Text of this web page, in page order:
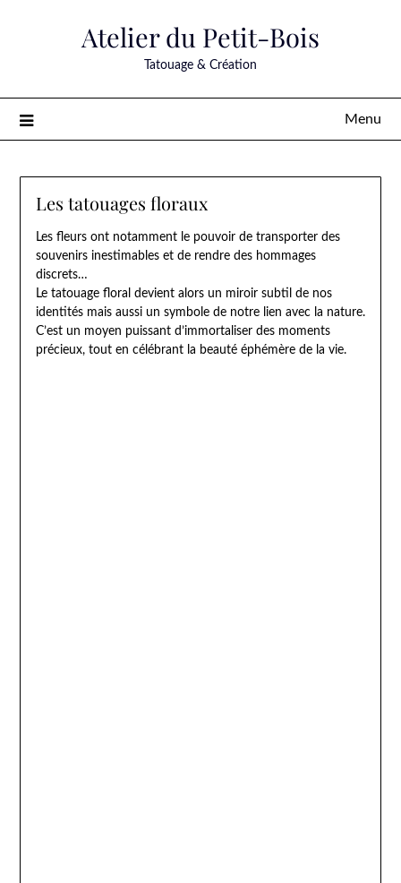
Atelier du Petit-Bois
Tatouage & Création
Menu
Les tatouages floraux
Les fleurs ont notamment le pouvoir de transporter des
souvenirs inestimables et de rendre des hommages
discrets…
Le tatouage floral devient alors un miroir subtil de nos
identités mais aussi un symbole de notre lien avec la nature.
C’est un moyen puissant d’immortaliser des moments
précieux, tout en célébrant la beauté éphémère de la vie.